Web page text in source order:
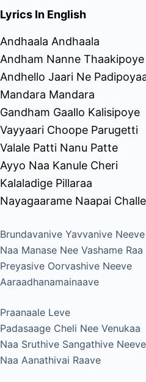
Lyrics In English
Andhaala Andhaala
Andham Nanne Thaakipoye
Andhello Jaari Ne
Mandara Mandara
Gandham Gaallo Kalisipoye
Vayyaari Choope Parugetti
Valale Patti Nanu Patte
Ayyo Naa Kanule Cheri
Kalaladige Pillaraa
Nayagaarame Naapai Challe
Brundavanive Yavvanive Neeve
Naa Manase Nee Vashame Raa
Preyasive Oorvashive Neeve
Aaraadhanamainaave
Praanaale Leve
Padasaage Cheli Nee Venukaa
Naa Sruthive Sangathive Neeve
Naa Aanathivai Raave